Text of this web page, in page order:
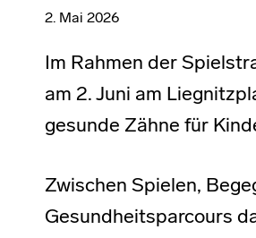
2. Mai 2026
Im Rahmen der
am 2. Juni am
gesunde Zähne für
Zwischen Spielen,
Gesundheitsparcours